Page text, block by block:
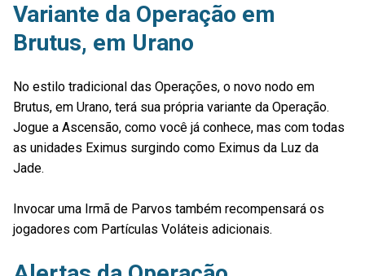
Variante da Operação em
Brutus, em Urano
No estilo tradicional das Operações, o novo nodo em
Brutus, em Urano, terá sua própria variante da Operação.
Jogue a Ascensão, como você já conhece, mas com todas
as unidades Eximus surgindo como Eximus da Luz da
Jade.
Invocar uma Irmã de Parvos também recompensará os
jogadores com Partículas Voláteis adicionais.